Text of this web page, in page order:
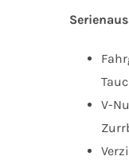
V-